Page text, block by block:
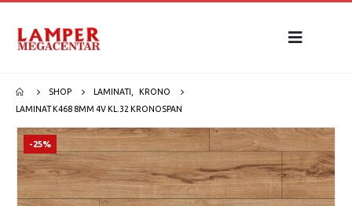
SHOP LAMINATI
KRONO
LAMINAT K468 8MM 4V KL.32 KRONOSPAN
-25%